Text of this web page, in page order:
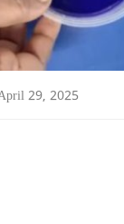
29, 2025